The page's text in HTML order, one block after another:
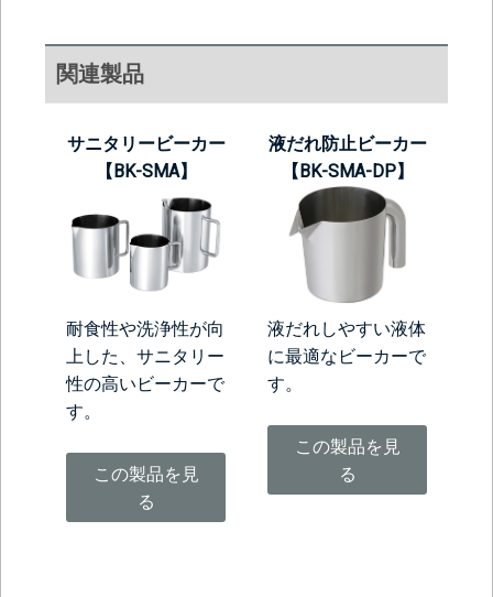
関連製品
サニタリービーカー
【BK-SMA】
耐食性や洗浄性が向
上した、サニタリー
性の高いビーカーで
す。
この製品を見
る
液だれ防止ビーカー
【BK-SMA-DP】
液だれしやすい液体
に最適なビーカーで
す。
この製品を見
る